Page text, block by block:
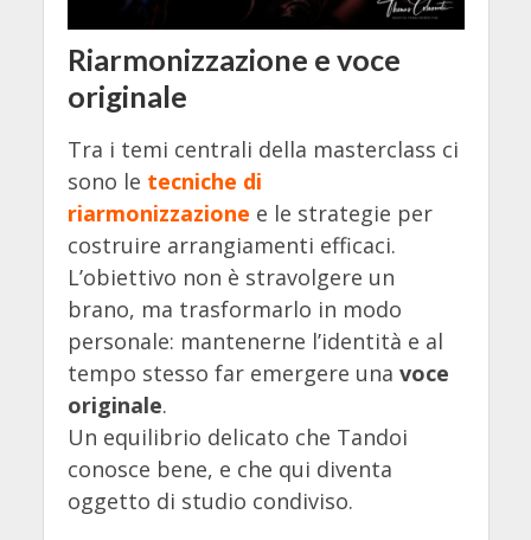
Riarmonizzazione e voce
originale
Tra i temi centrali della masterclass ci
sono le tecniche di
riarmonizzazione e le strategie per
costruire arrangiamenti efficaci.
L’obiettivo non è stravolgere un
brano, ma trasformarlo in modo
personale: mantenerne l’identità e al
tempo stesso far emergere una voce
originale.
Un equilibrio delicato che Tandoi
conosce bene, e che qui diventa
oggetto di studio condiviso.